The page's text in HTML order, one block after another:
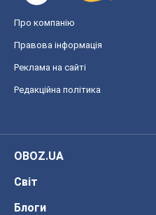
Про компанію
Правова інформація
Реклама на сайті
Редакційна політика
OBOZ.UA
Світ
Блоги